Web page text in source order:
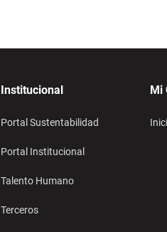
Institucional
Portal Sustentabilidad
Portal Institucional
Talento Humano
Terceros
Mi